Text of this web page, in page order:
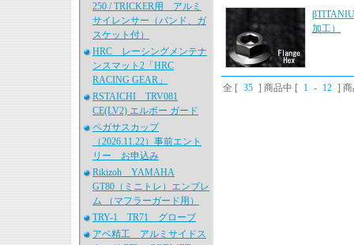
250 / TRICKER用 アルミ
サイレンサー（バンド、ガ
スケット付）
HRC レーシングメンテナ
ンスマット2「HRC
RACING GEAR」
RSTAICHI TRV081
CE(LV2) エルボー ガード
ペガサスカップ
（2026.11.22）事前エント
リー お申込み
Rikizoh YAMAHA
GT80（ミニトレ）エンブレ
ム （マフラーガード用）
TRY-1 TR71 グローブ
アベ精工 アルミサイドス
加工）
全 [ 35 ] 商品中 [ 1 - 12 ] 商